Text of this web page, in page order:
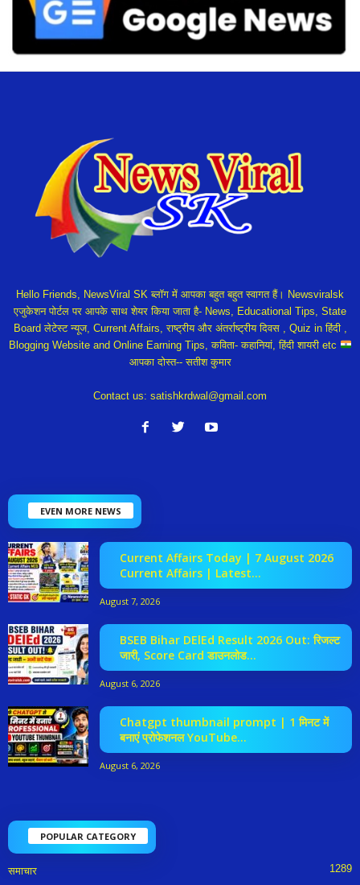
Hello Friends, NewsViral SK ब्लॉग में आपका बहुत बहुत स्वागत हैं। Newsviralsk
एजुकेशन पोर्टल पर आपके साथ शेयर किया जाता है- News, Educational Tips, State
Board लेटेस्ट न्यूज, Current Affairs, राष्ट्रीय और अंतर्राष्ट्रीय दिवस , Quiz in हिंदी ,
Blogging Website and Online Earning Tips, कविता- कहानियां, हिंदी शायरी etc
आपका दोस्त-- सतीश कुमार
Contact us: satishkrdwal@gmail.com
EVEN MORE NEWS
Current Affairs Today | 7 August 2026
Current Affairs | Latest...
August 7, 2026
BSEB Bihar DElEd Result 2026 Out: रिजल्ट
जारी, Score Card डाउनलोड...
August 6, 2026
Chatgpt thumbnail prompt | 1 मिनट में
बनाएं प्रोफेशनल YouTube...
August 6, 2026
POPULAR CATEGORY
समाचार 1289